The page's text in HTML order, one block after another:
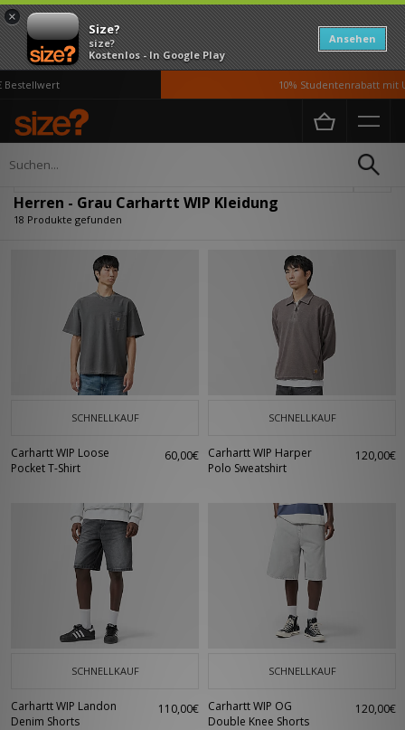
×
Size?
size?
Kostenlos - In Google Play
Ansehen
10% Studentenrabatt mit
Home Herren
Herren - Grau Carhartt WIP Kleidung
18 Produkte gefunden
SCHNELLKAUF
Carhartt WIP Loose
Pocket T-Shirt
60,00€
SCHNELLKAUF
Carhartt WIP Harper
Polo Sweatshirt
120,00€
SCHNELLKAUF
Carhartt WIP Landon
Denim Shorts
110,00€
SCHNELLKAUF
Carhartt WIP OG
Double Knee Shorts
120,00€